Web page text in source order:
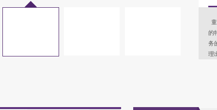
的
务
理